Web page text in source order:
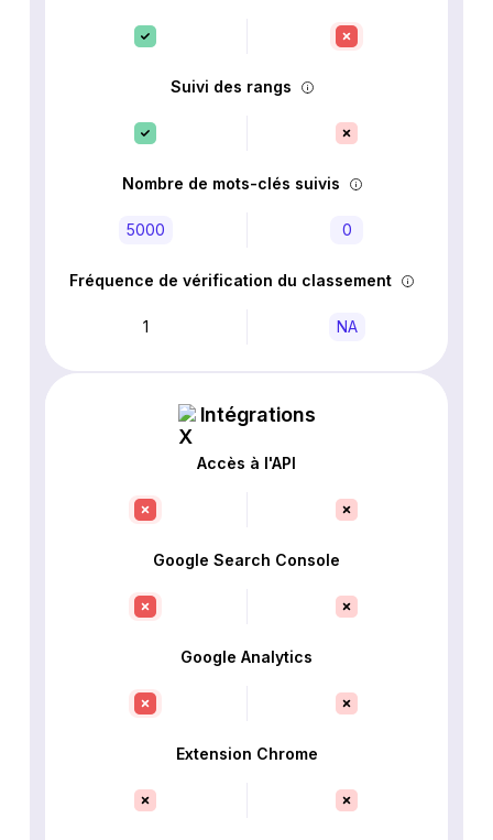
Suivi des rangs
Nombre de mots-clés suivis
5000 0
Fréquence de vérification du classement
1 NA
Intégrations
Accès à l'API
Google Search Console
Google Analytics
Extension Chrome